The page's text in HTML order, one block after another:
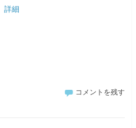
詳細
コメントを残す